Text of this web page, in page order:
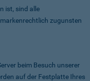
ist, sind alle
zugunsten
beim Besuch unserer
auf der Festplatte Ihres